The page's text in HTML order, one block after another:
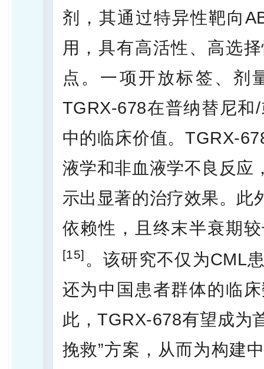
剂，其通过特异性靶向
用，具有高活性、高选
点。一项开放标签、剂
TGRX-678在普纳替尼
中的临床价值。TGRX-
液学和非血液学不良反应
示出显著的治疗效果。此
依赖性，且终末半衰期
[15] 。该研究不仅为CML
还为中国患者群体的临
此，TGRX-678有望成为
挽救”方案，从而为构建